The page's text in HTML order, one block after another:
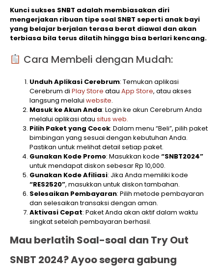
Kunci sukses SNBT adalah membiasakan diri
mengerjakan ribuan tipe soal SNBT seperti anak bayi
yang belajar berjalan terasa berat diawal dan akan
terbiasa bila terus dilatih hingga bisa berlari kencang.
Cara Membeli dengan Mudah:
Unduh Aplikasi Cerebrum: Temukan aplikasi
Cerebrum di Play Store atau App Store, atau akses
langsung melalui website.
Masuk ke Akun Anda: Login ke akun Cerebrum Anda
melalui aplikasi atau situs web.
Pilih Paket yang Cocok: Dalam menu “Beli”, pilih paket
bimbingan yang sesuai dengan kebutuhan Anda.
Pastikan untuk melihat detail setiap paket.
Gunakan Kode Promo: Masukkan kode “SNBT2024”
untuk mendapat diskon sebesar Rp 10,000.
Gunakan Kode Afiliasi: Jika Anda memiliki kode
“RES2520”, masukkan untuk diskon tambahan.
Selesaikan Pembayaran: Pilih metode pembayaran
dan selesaikan transaksi dengan aman.
Aktivasi Cepat: Paket Anda akan aktif dalam waktu
singkat setelah pembayaran berhasil.
Mau berlatih Soal-soal dan Try Out
SNBT 2024? Ayoo segera gabung